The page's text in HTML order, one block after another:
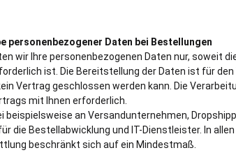
personenbezogener Daten bei Bestellungen
wir Ihre personenbezogenen Daten nur, soweit
ist. Die Bereitstellung der Daten ist für
Vertrag geschlossen werden kann. Die
mit Ihnen erforderlich.
beispielsweise an Versandunternehmen,
die Bestellabwicklung und IT-Dienstleister. In
beschränkt sich auf ein Mindestmaß.